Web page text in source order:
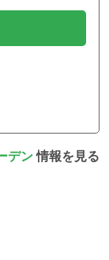
デン情報を見る